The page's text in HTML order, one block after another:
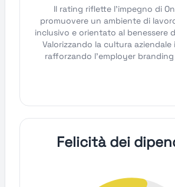
Il rating riflette l'impegno di
promuovere un ambiente di
inclusivo e orientato al benessere
Valorizzando la cultura aziendale
rafforzando l'employer
Felicità dei